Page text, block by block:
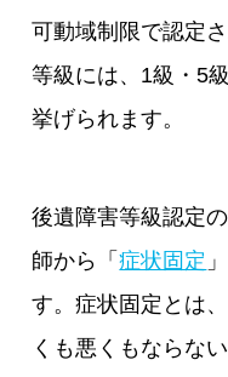
可動域制限で認定
等級には、1級・5
挙げられます。
後遺障害等級認定
師から「症状固定
す。症状固定とは
くも悪くもならな